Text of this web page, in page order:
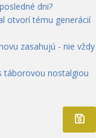
dni?
otvorí tému generácií
zasahujú - nie vždy
táborovou nostalgiou